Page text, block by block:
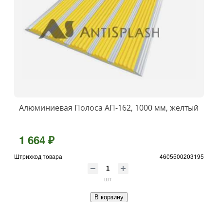
Алюминиевая Полоса АП-162, 1000 мм, желтый
1 664 ₽
Штрихкод товара 4605500203195
шт
В корзину